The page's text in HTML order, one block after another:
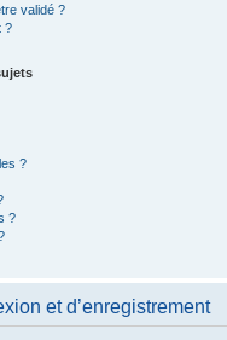
validé ?
?
?
?
et d’enregistrement